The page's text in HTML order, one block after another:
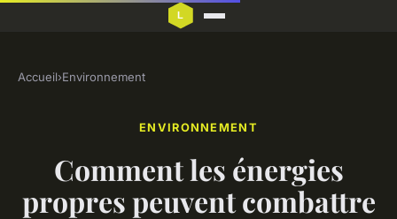
Accueil›Environnement
ENVIRONNEMENT
Comment les énergies
propres peuvent combattre